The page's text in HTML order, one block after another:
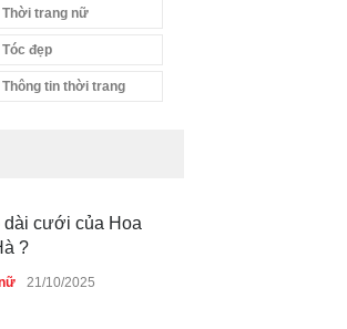
Thời trang nữ
Tóc đẹp
Thông tin thời trang
dài cưới của Hoa
?
21/10/2025